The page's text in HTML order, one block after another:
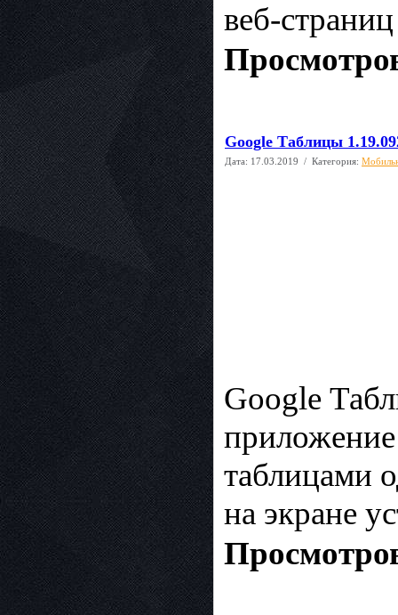
веб-
Google Таблицы
Дата: 17.03.2019 / Категория:
Google
приложение
таблицами
на экране